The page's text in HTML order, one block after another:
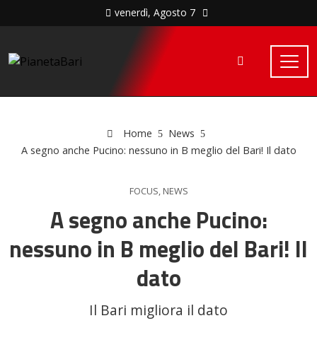
venerdì, Agosto 7
Home
News
A segno anche Pucino: nessuno in B meglio del Bari! Il dato
FOCUS, NEWS
A segno anche Pucino:
nessuno in B meglio del Bari! Il
dato
Il Bari migliora il dato